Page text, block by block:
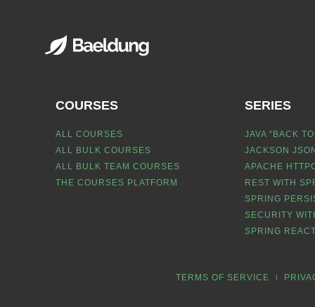
COURSES
ALL COURSES
ALL BULK COURSES
ALL BULK TEAM COURSES
THE COURSES PLATFORM
SERIES
JAVA “BACK
JACKSON
APACHE
REST WITH
SPRING
SECURITY
SPRING
TERMS OF SERVICE